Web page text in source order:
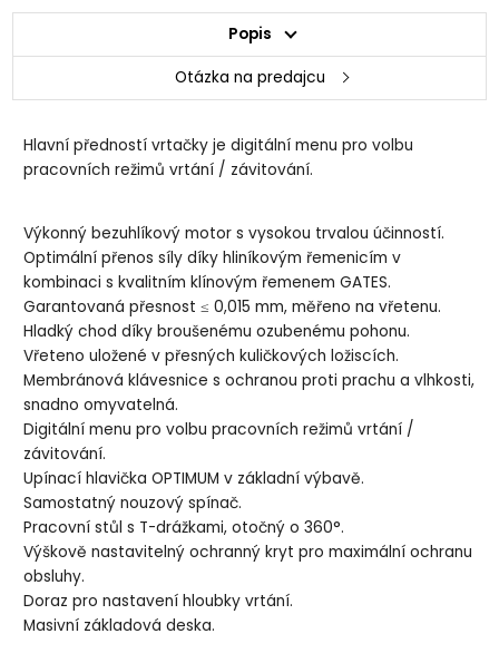
Popis
Otázka na predajcu
Hlavní předností vrtačky je digitální menu pro volbu
pracovních režimů vrtání / závitování.
Výkonný bezuhlíkový motor s vysokou trvalou účinností.
Optimální přenos síly díky hliníkovým řemenicím v
kombinaci s kvalitním klínovým řemenem GATES.
Garantovaná přesnost ≤ 0,015 mm, měřeno na vřetenu.
Hladký chod díky broušenému ozubenému pohonu.
Vřeteno uložené v přesných kuličkových ložiscích.
Membránová klávesnice s ochranou proti prachu a vlhkosti,
snadno omyvatelná.
Digitální menu pro volbu pracovních režimů vrtání /
závitování.
Upínací hlavička OPTIMUM v základní výbavě.
Samostatný nouzový spínač.
Pracovní stůl s T-drážkami, otočný o 360°.
Výškově nastavitelný ochranný kryt pro maximální ochranu
obsluhy.
Doraz pro nastavení hloubky vrtání.
Masivní základová deska.